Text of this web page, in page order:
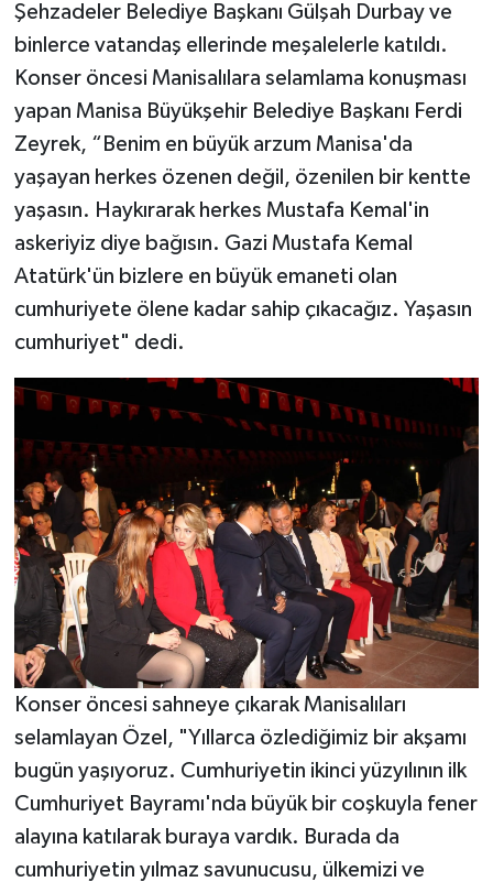
Şehzadeler Belediye Başkanı Gülşah Durbay ve
binlerce vatandaş ellerinde meşalelerle katıldı.
Konser öncesi Manisalılara selamlama konuşması
yapan Manisa Büyükşehir Belediye Başkanı Ferdi
Zeyrek, “Benim en büyük arzum Manisa'da
yaşayan herkes özenen değil, özenilen bir kentte
yaşasın. Haykırarak herkes Mustafa Kemal'in
askeriyiz diye bağısın. Gazi Mustafa Kemal
Atatürk'ün bizlere en büyük emaneti olan
cumhuriyete ölene kadar sahip çıkacağız. Yaşasın
cumhuriyet" dedi.
Konser öncesi sahneye çıkarak Manisalıları
selamlayan Özel, "Yıllarca özlediğimiz bir akşamı
bugün yaşıyoruz. Cumhuriyetin ikinci yüzyılının ilk
Cumhuriyet Bayramı'nda büyük bir coşkuyla fener
alayına katılarak buraya vardık. Burada da
cumhuriyetin yılmaz savunucusu, ülkemizi ve